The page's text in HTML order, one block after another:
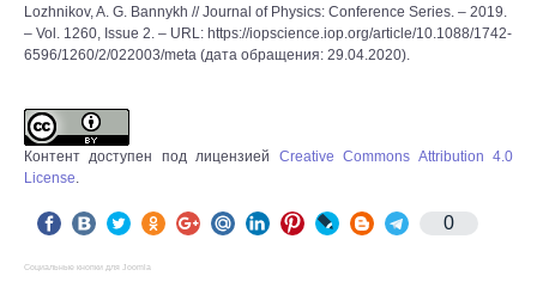
Lozhnikov, A. G. Bannykh // Journal of Physics: Conference Series. – 2019.
– Vol. 1260, Issue 2. – URL: https://iopscience.iop.org/article/10.1088/1742-
6596/1260/2/022003/meta (дата обращения: 29.04.2020).
Контент доступен под лицензией Creative Commons Attribution 4.0
License.
0
Социальные кнопки для Joomla